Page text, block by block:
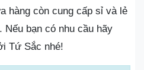
hàng còn cung cấp sỉ và lẻ
Nếu bạn có nhu cầu hãy
Tứ Sắc nhé!